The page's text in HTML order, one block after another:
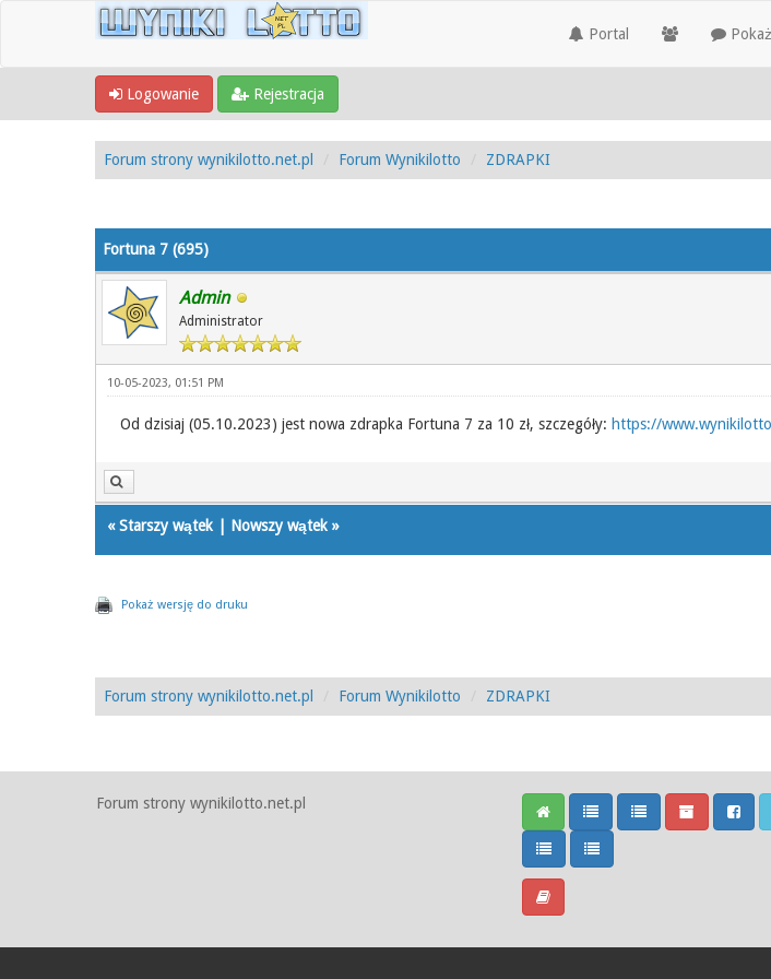
Portal
Logowanie Rejestracja
Forum strony wynikilotto.net.pl Forum Wynikilotto ZDRAPKI
Fortuna 7 (695)
Admin
Administrator
10-05-2023, 01:51 PM
Od dzisiaj (05.10.2023) jest nowa zdrapka Fortuna 7 za 10 zł, szczegóły: https://
«Starszy wątek Nowszy wątek »
Pokaż wersję do druku
Forum strony wynikilotto.net.pl Forum Wynikilotto ZDRAPKI
Forum strony wynikilotto.net.pl